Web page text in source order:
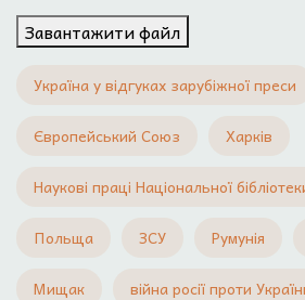
Завантажити файл
Україна у відгуках зарубіжної преси
Європейський Союз Харків
Наукові праці Національної
Польща ЗСУ Румунія
Мищак війна росії проти